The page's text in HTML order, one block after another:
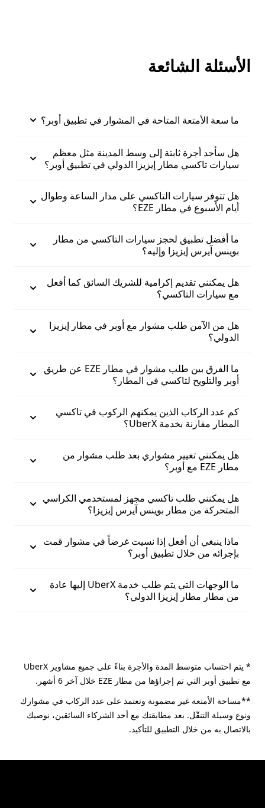
الأسئلة الشائعة
ما سعة الأمتعة المتاحة في المشوار في تطبيق أوبر؟
هل سأجد أجرة ثابتة إلى وسط المدينة مثل معظم
سيارات تاكسي مطار إيزيزا الدولي في تطبيق أوبر؟
هل تتوفر سيارات التاكسي على مدار الساعة وطوال
أيام الأسبوع في مطار EZE؟
ما أفضل تطبيق لحجز سيارات التاكسي من مطار
بوينس آيرس إيزيزا وإليه؟
هل يمكنني تقديم إكرامية للشريك السائق كما أفعل
مع سيارات التاكسي؟
هل من الآمن طلب مشوار مع أوبر في مطار إيزيزا
الدولي؟
ما الفرق بين طلب مشوار في مطار EZE عن طريق
أوبر والتلويح لتاكسي في المطار؟
كم عدد الركاب الذين يمكنهم الركوب في تاكسي
المطار مقارنة بخدمة UberX؟
هل يمكنني تغيير مشواري بعد طلب مشوار من
مطار EZE مع أوبر؟
هل يمكنني طلب تاكسي مجهز لمستخدمي الكراسي
المتحركة من مطار بوينس آيرس إيزيزا؟
ماذا ينبغي أن أفعل إذا نسيت غرضاً في مشوار قمت
بإجرائه من خلال تطبيق أوبر؟
ما الوجهات التي يتم طلب خدمة UberX إليها عادة
من مطار مطار إيزيزا الدولي؟
* يتم احتساب متوسط المدة والأجرة بناءً على جميع مشاوير UberX
مع تطبيق أوبر التي تم إجراؤها من مطار EZE خلال آخر 6 أشهر.
**مساحة الأمتعة غير مضمونة وتعتمد على عدد الركاب في مشوارك
ونوع وسيلة التنقّل. بعد مطابقتك مع أحد الشركاء السائقين، نوصيك
بالاتصال به من خلال التطبيق للتأكيد.